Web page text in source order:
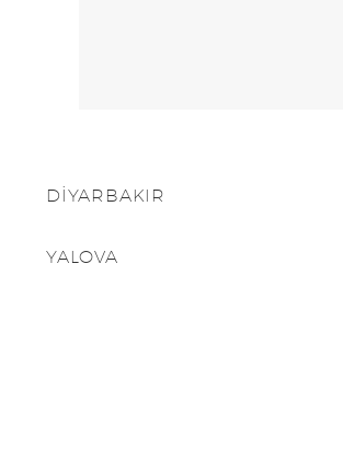
DİYARBAKIR
YALOVA